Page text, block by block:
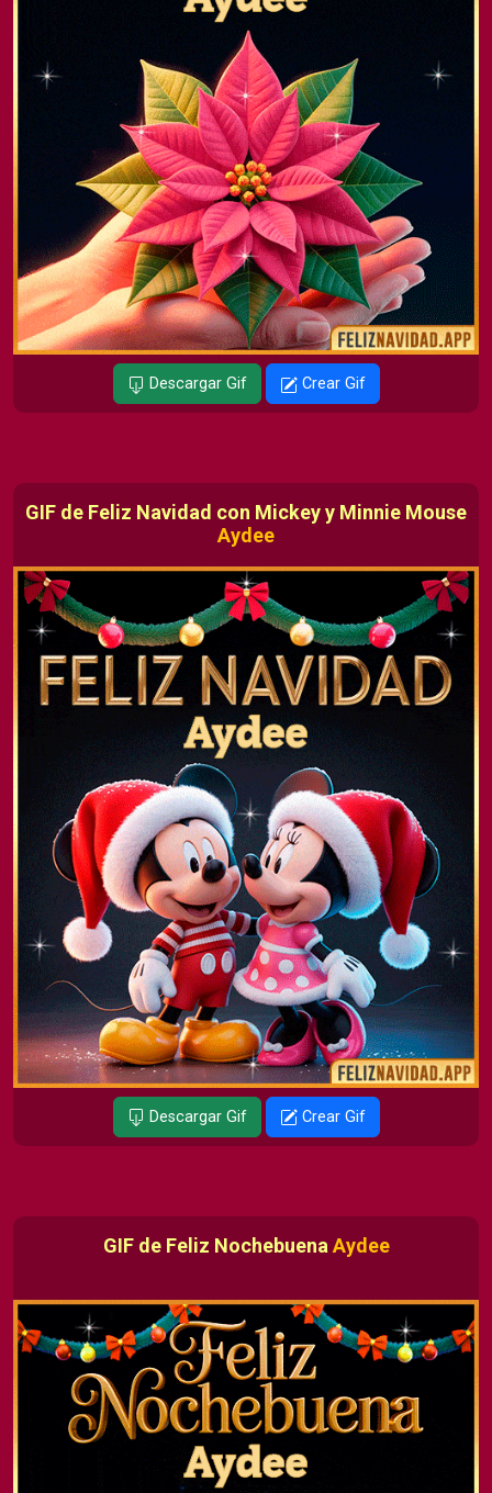
Descargar Gif Crear Gif
GIF de Feliz Navidad con Mickey y Minnie Mouse
Aydee
Descargar Gif Crear Gif
GIF de Feliz Nochebuena Aydee